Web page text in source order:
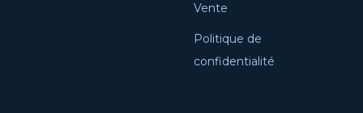
Vente
Politique de
confidentialité